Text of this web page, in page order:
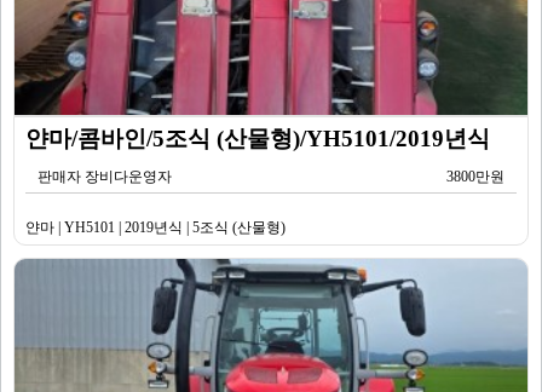
얀마/콤바인/5조식 (산물형)/YH5101/2019년식
판매자 장비다운영자 3800만원
얀마 | YH5101 | 2019년식 | 5조식 (산물형)